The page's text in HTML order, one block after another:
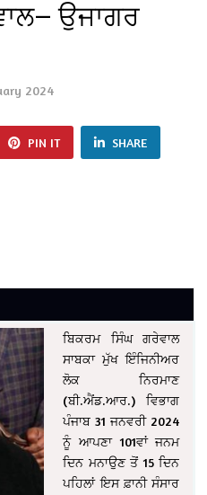
ਉਜਾਗਰ
2024
PIN IT SHARE
ਬਿਕਰਮ ਸਿੰਘ ਗਰੇਵਾਲ
ਸਾਬਕਾ ਮੁੱਖ ਇੰਜਿਨੀਅਰ
ਲੋਕ ਨਿਰਮਾਣ
(ਬੀ.ਐਂਡ.ਆਰ.) ਵਿਭਾਗ
ਪੰਜਾਬ 31 ਜਨਵਰੀ 2024
ਨੂੰ ਆਪਣਾ 101ਵਾਂ ਜਨਮ
ਦਿਨ ਮਨਾਉਣ ਤੋਂ 15 ਦਿਨ
ਪਹਿਲਾਂ ਇਸ ਫ਼ਾਨੀ ਸੰਸਾਰ